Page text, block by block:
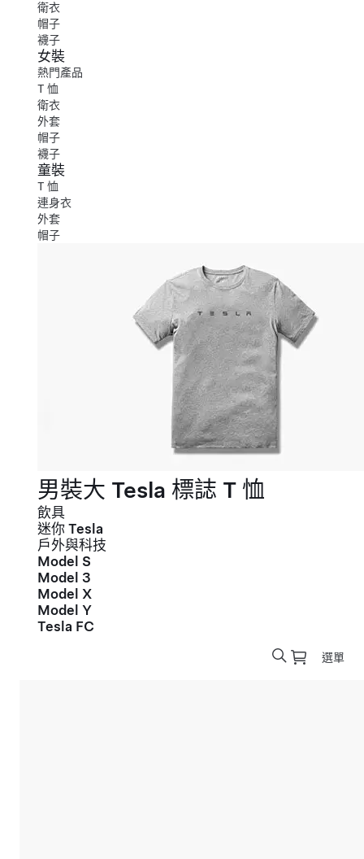
衛衣
帽子
襪子
女裝
熱門產品
T 恤
衛衣
外套
帽子
襪子
童裝
T 恤
連身衣
外套
帽子
男裝大 Tesla 標誌 T 恤
飲具
迷你 Tesla
戶外與科技
Model S
Model 3
Model X
Model Y
Tesla FC
選單